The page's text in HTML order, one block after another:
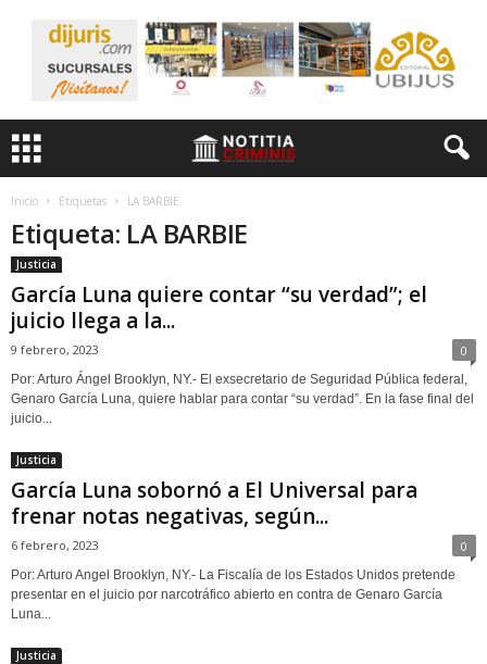
Inicio Etiquetas LA BARBIE
Etiqueta: LA BARBIE
Justicia
García Luna quiere contar “su verdad”; el
juicio llega a la...
9 febrero, 2023 0
Por: Arturo Ángel Brooklyn, NY.- El exsecretario de Seguridad Pública federal,
Genaro García Luna, quiere hablar para contar “su verdad”. En la fase final del
juicio...
Justicia
García Luna sobornó a El Universal para
frenar notas negativas, según...
6 febrero, 2023 0
Por: Arturo Angel Brooklyn, NY.- La Fiscalía de los Estados Unidos pretende
presentar en el juicio por narcotráfico abierto en contra de Genaro García
Luna...
Justicia